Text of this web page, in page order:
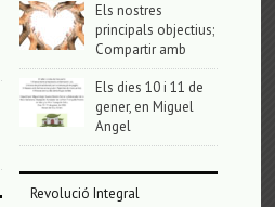
Els nostres
principals objectius;
Compartir amb
Els dies 10 i 11 de
gener, en Miguel
Angel
Revolució Integral